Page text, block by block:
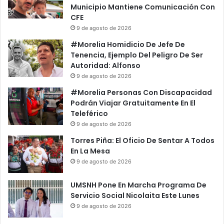
Municipio Mantiene Comunicación Con
CFE
9 de agosto de 2026
#Morelia Homidicio De Jefe De
Tenencia, Ejemplo Del Peligro De Ser
Autoridad: Alfonso
9 de agosto de 2026
#Morelia Personas Con Discapacidad
Podrán Viajar Gratuitamente En El
Teleférico
9 de agosto de 2026
Torres Piña: El Oficio De Sentar A Todos
En La Mesa
9 de agosto de 2026
UMSNH Pone En Marcha Programa De
Servicio Social Nicolaita Este Lunes
9 de agosto de 2026